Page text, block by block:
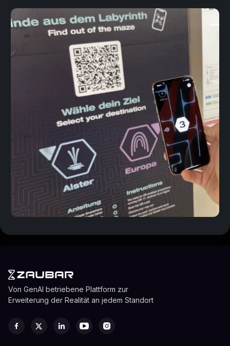
Von GenAI betriebene Plattform zur
Erweiterung der Realität an jedem Standort